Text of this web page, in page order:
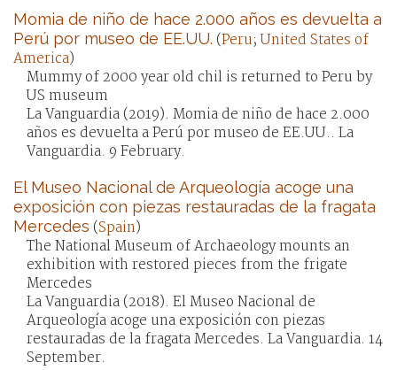
Momia de niño de hace 2.000 años es devuelta a
Perú por museo de EE.UU. (Peru;United States of
America)
Mummy of 2000 year old chil is returned to Peru by
US museum
La Vanguardia (2019). Momia de niño de hace 2.000
años es devuelta a Perú por museo de EE.UU.. La
Vanguardia. 9 February.
El Museo Nacional de Arqueología acoge una
exposición con piezas restauradas de la fragata
Mercedes (Spain)
The National Museum of Archaeology mounts an
exhibition with restored pieces from the frigate
Mercedes
La Vanguardia (2018). El Museo Nacional de
Arqueología acoge una exposición con piezas
restauradas de la fragata Mercedes. La Vanguardia. 14
September.